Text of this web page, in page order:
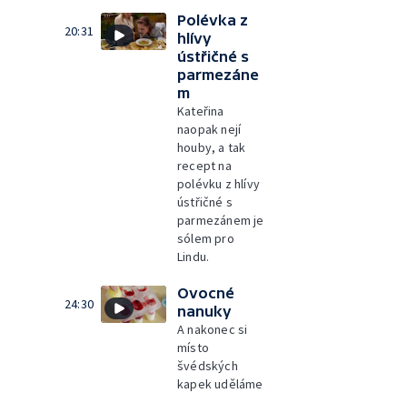
20:31
Polévka z
hlívy
ústřičné s
parmezáne
m
Kateřina
naopak nejí
houby, a tak
recept na
polévku z hlívy
ústřičné s
parmezánem je
sólem pro
Lindu.
24:30
Ovocné
nanuky
A nakonec si
místo
švédských
kapek uděláme